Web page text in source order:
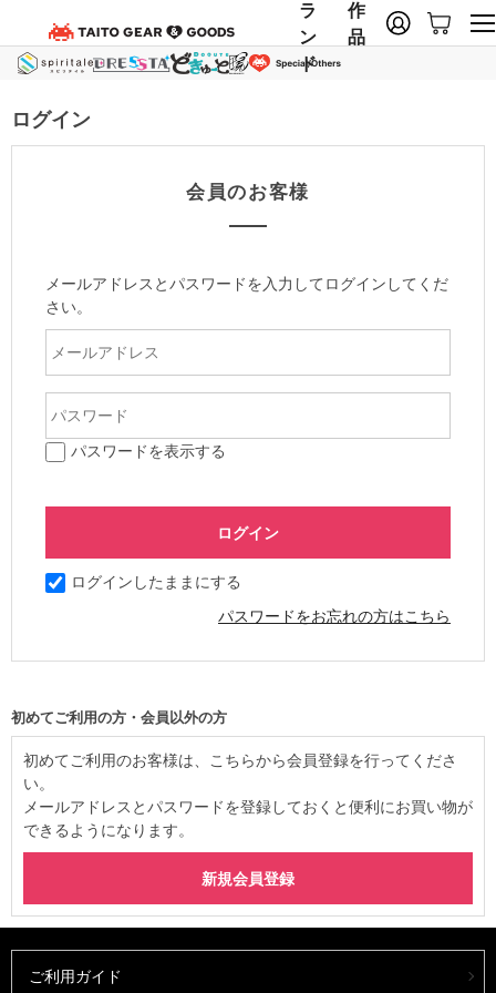
ラ
ン
ド
作
品
ログイン
会員のお客様
メールアドレスとパスワードを入力してログインしてくだ
さい。
パスワードを表示する
ログインしたままにする
パスワードをお忘れの方はこちら
初めてご利用の方・会員以外の方
初めてご利用のお客様は、こちらから会員登録を行ってくださ
い。
メールアドレスとパスワードを登録しておくと便利にお買い物が
できるようになります。
ご利用ガイド